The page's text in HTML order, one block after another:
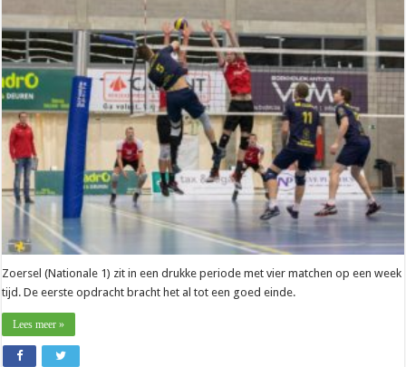
Vekemans
(Zoersel):
“Vier
wedstrijden
op
een
week
tijd”
Zoersel (Nationale 1) zit in een drukke periode met vier matchen op een week
tijd. De eerste opdracht bracht het al tot een goed einde.
Lees meer »